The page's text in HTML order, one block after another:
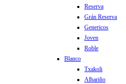
Reserva
Grán Reserva
Genericos
Joven
Roble
Blanco
Txakoli
Albariño